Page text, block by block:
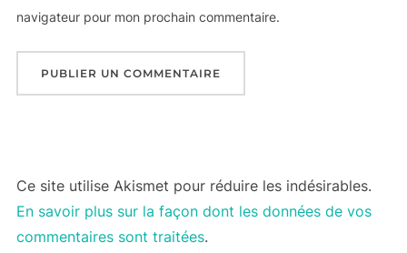
navigateur pour mon prochain commentaire.
Ce site utilise Akismet pour réduire les indésirables.
En savoir plus sur la façon dont les données de vos
commentaires sont traitées.